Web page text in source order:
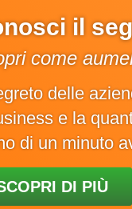
il
come
delle
e la
di un minuto
DI PIÙ